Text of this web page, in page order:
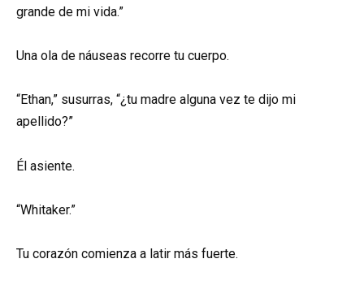
grande de mi vida.”
Una ola de náuseas recorre tu cuerpo.
“Ethan,” susurras, “¿tu madre alguna vez te dijo mi
apellido?”
Él asiente.
“Whitaker.”
Tu corazón comienza a latir más fuerte.